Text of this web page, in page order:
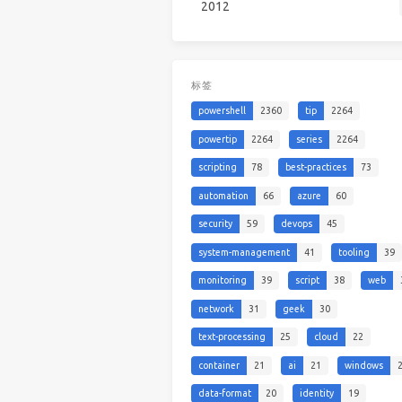
2012
标签
powershell 2360 tip 2264
powertip 2264 series 2264
scripting 78 best-practices 73
automation 66 azure 60
security 59 devops 45
system-management 41 tooling 39
monitoring 39 script 38 web
network 31 geek 30
text-processing 25 cloud 22
container 21 ai 21 windows
data-format 20 identity 19